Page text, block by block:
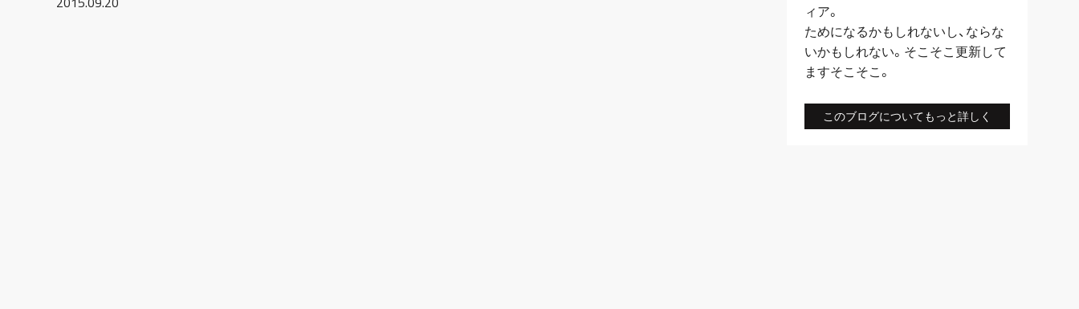
ィア。
ためになるかもしれないし、ならな
いかもしれない。そこそこ更新して
ますそこそこ。
このブログについてもっと詳しく